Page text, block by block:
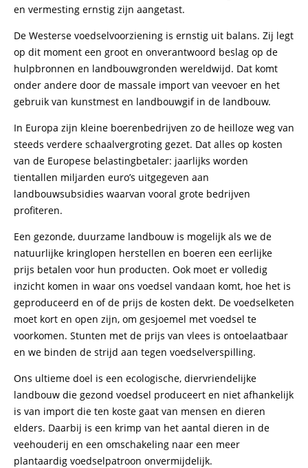
en vermesting ernstig zijn aangetast.
De Westerse voedselvoorziening is ernstig uit balans. Zij legt
op dit moment een groot en onverantwoord beslag op de
hulpbronnen en landbouwgronden wereldwijd. Dat komt
onder andere door de massale import van veevoer en het
gebruik van kunstmest en landbouwgif in de landbouw.
In Europa zijn kleine boerenbedrijven zo de heilloze weg van
steeds verdere schaalvergroting gezet. Dat alles op kosten
van de Europese belastingbetaler: jaarlijks worden
tientallen miljarden euro’s uitgegeven aan
landbouwsubsidies waarvan vooral grote bedrijven
profiteren.
Een gezonde, duurzame landbouw is mogelijk als we de
natuurlijke kringlopen herstellen en boeren een eerlijke
prijs betalen voor hun producten. Ook moet er volledig
inzicht komen in waar ons voedsel vandaan komt, hoe het is
geproduceerd en of de prijs de kosten dekt. De voedselketen
moet kort en open zijn, om gesjoemel met voedsel te
voorkomen. Stunten met de prijs van vlees is ontoelaatbaar
en we binden de strijd aan tegen voedselverspilling.
Ons ultieme doel is een ecologische, diervriendelijke
landbouw die gezond voedsel produceert en niet afhankelijk
is van import die ten koste gaat van mensen en dieren
elders. Daarbij is een krimp van het aantal dieren in de
veehouderij en een omschakeling naar een meer
plantaardig voedselpatroon onvermijdelijk.